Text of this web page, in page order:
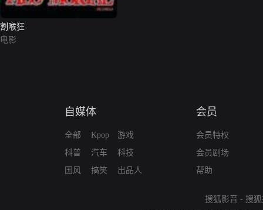
割喉狂
电影
自媒体
全部
科普
国风
Kpop
汽车
搞笑
游戏
科技
出品人
会员
会员特权
会员剧场
帮助
搜狐影音 - 搜